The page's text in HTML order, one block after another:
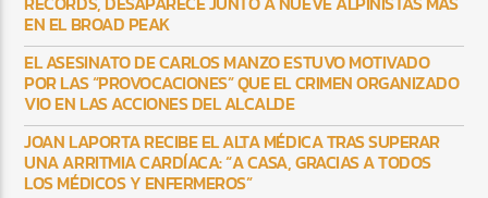
EN EL BROAD PEAK
EL ASESINATO DE CARLOS MANZO ESTUVO MOTIVADO
POR LAS “PROVOCACIONES” QUE EL CRIMEN ORGANIZADO
VIO EN LAS ACCIONES DEL ALCALDE
JOAN LAPORTA RECIBE EL ALTA MÉDICA TRAS SUPERAR
UNA ARRITMIA CARDÍACA: “A CASA, GRACIAS A TODOS
LOS MÉDICOS Y ENFERMEROS”